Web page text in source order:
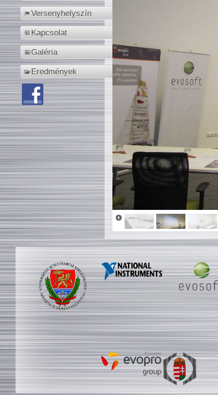
Versenyhelyszín
Kapcsolat
Galéria
Eredmények